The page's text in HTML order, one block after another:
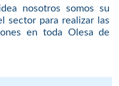
nosotros somos su
sector para realizar las
en toda Olesa de